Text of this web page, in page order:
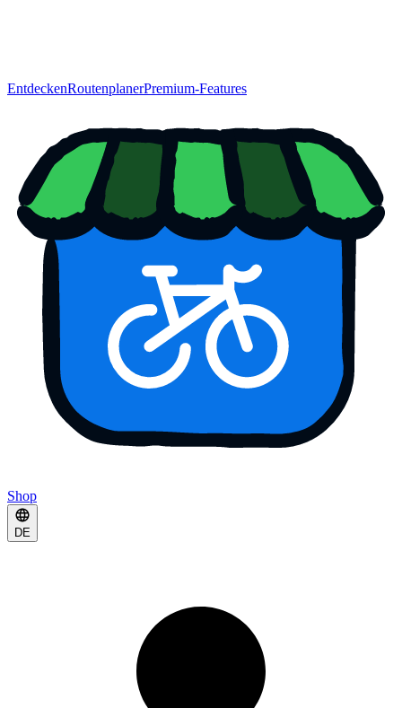
EntdeckenRoutenplanerPremium-Features
Shop
DE